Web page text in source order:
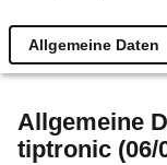
Allgemeine Daten
Technische
Allgemeine
tiptronic (06/